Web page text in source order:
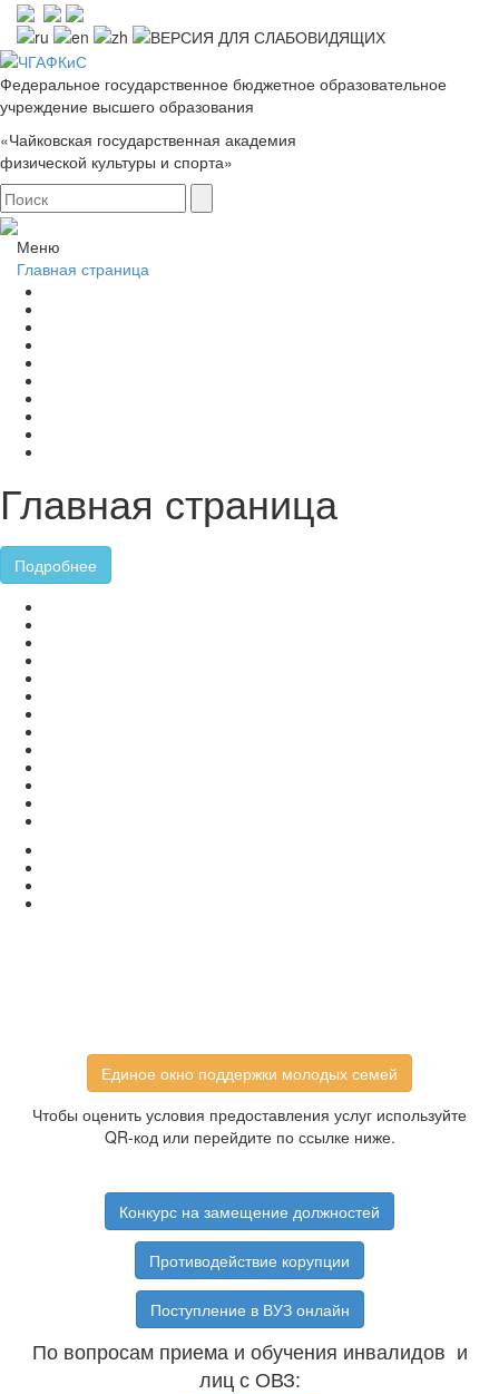
Федеральное государственное бюджетное образовательное
учреждение высшего образования
«Чайковская государственная академия
физической культуры и спорта»
Меню
Главная страница
Главная страница
Подробнее
Единое окно поддержки молодых семей
Чтобы оценить условия предоставления услуг используйте
QR-код или перейдите по ссылке ниже.
Конкурс на замещение должностей
Противодействие корупции
Поступление в ВУЗ онлайн
По вопросам приема и обучения инвалидов и
лиц с ОВЗ: